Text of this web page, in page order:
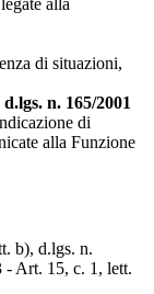
alla
di situazioni,
n. 165/2001
di
alla Funzione
b), d.lgs. n.
- Art. 15, c. 1, lett.